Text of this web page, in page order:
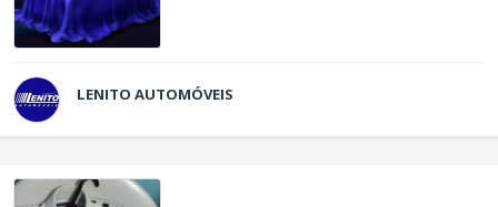
LENITO AUTOMÓVEIS